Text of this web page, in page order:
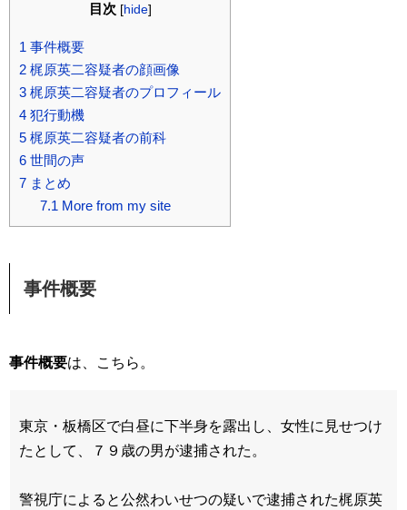
目次 [hide]
1 事件概要
2 梶原英二容疑者の顔画像
3 梶原英二容疑者のプロフィール
4 犯行動機
5 梶原英二容疑者の前科
6 世間の声
7 まとめ
7.1 More from my site
事件概要
事件概要は、こちら。
東京・板橋区で白昼に下半身を露出し、女性に見せつけ
たとして、７９歳の男が逮捕された。
警視庁によると公然わいせつの疑いで逮捕された梶原英